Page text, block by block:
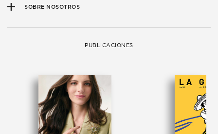
SOBRE NOSOTROS
PUBLICACIONES